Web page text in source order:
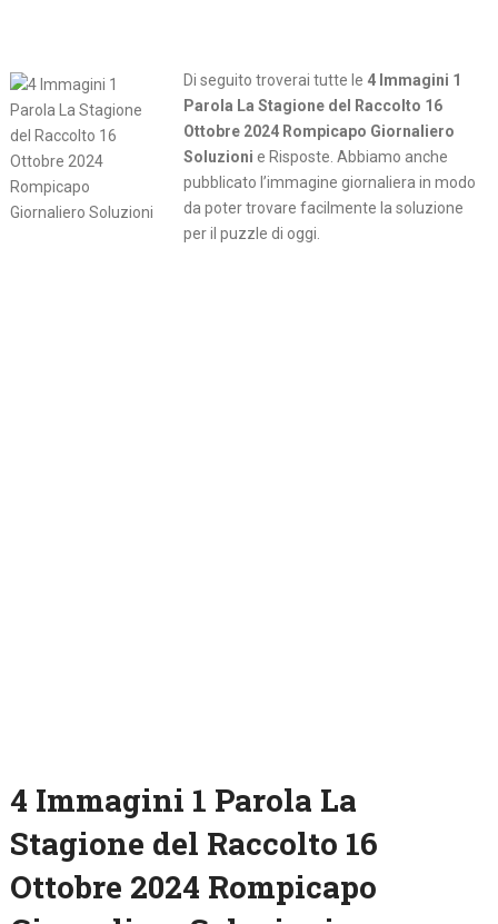
Di seguito troverai tutte le 4 Immagini 1
Parola La Stagione del Raccolto 16
Ottobre 2024 Rompicapo Giornaliero
Soluzioni e Risposte. Abbiamo anche
pubblicato l’immagine giornaliera in modo
da poter trovare facilmente la soluzione
per il puzzle di oggi.
4 Immagini 1 Parola La
Stagione del Raccolto 16
Ottobre 2024 Rompicapo